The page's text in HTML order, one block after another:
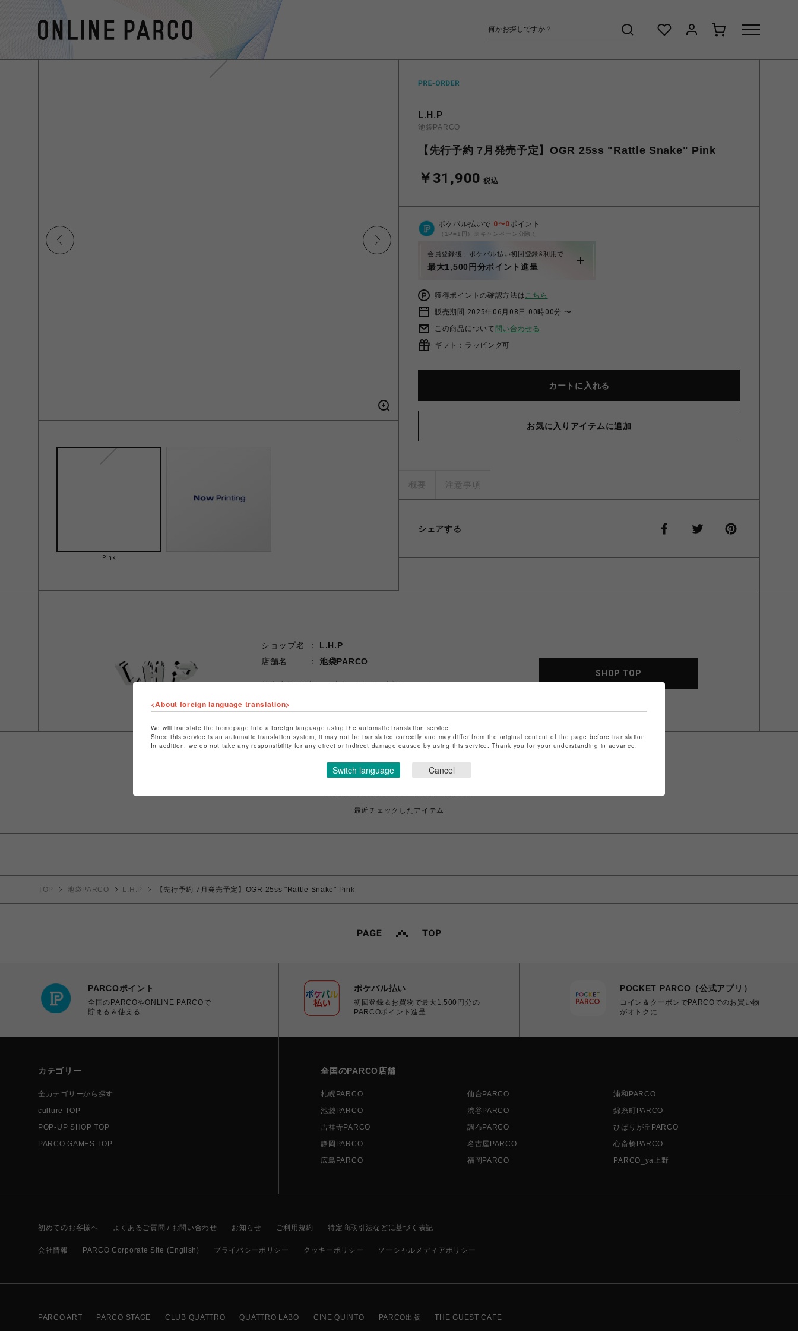
Pink
L.H.P
池袋PARCO
【先行予約 7月発売予定】OGR 25ss "Rattle Snake" Pink
￥31,900 税込
ポケパル払いで 0〜0ポイント
（1P=1円）※キャンペーン分除く
会員登録後、ポケパル払い初回登録&利用で
最大1,500円分ポイント進呈
獲得ポイントの確認方法はこちら
販売期間 2025年06月08日 00時00分 〜
この商品について 問い合わせる
ギフト：ラッピング可
カートに入れる
お気に入りアイテムに追加
概要 注意事項
シェアする
ショップ名
L.H.P
店舗名
池袋PARCO
特定商取引法など法令に基づく表記はこちら
ショップお問い合わせは
SHOP TOP
最近チェックしたアイテム
TOP 池袋PARCO L.H.P 【先行予約 7月発売予定】OGR 25ss "Rattle Snake" Pink
PARCOポイント
全国のPARCOやONLINE PARCOで
貯まる＆使える
ポケパル払い
初回登録＆お買物で最大1,500円分の
PARCOポイント進呈
POCKET PARCO（公式アプリ）
コイン＆クーポンでPARCOでのお買い物
がオトクに
カテゴリー
全カテゴリーから探す
culture TOP
POP-UP SHOP TOP
PARCO GAMES TOP
全国のPARCO店舗
札幌PARCO 仙台PARCO
浦和PARCO
池袋PARCO
渋谷PARCO
錦糸町PARCO
吉祥寺PARCO
調布PARCO
ひばりが丘PARCO
静岡PARCO
名古屋PARCO
心斎橋PARCO
広島PARCO
福岡PARCO PARCO_ya上野
初めてのお客様へ よくあるご質問 / お問い合わせ お知らせ ご利用規約 特定商取引法などに基づく表記
会社情報 PARCO Corporate Site (English) プライバシーポリシー クッキーポリシー ソーシャルメディアポリシー
PARCO ART PARCO STAGE CLUB QUATTRO QUATTRO LABO CINE QUINTO PARCO出版 THE GUEST CAFE
<About foreign language translation>
We will translate the homepage into a foreign language using the automatic translation service.
Since this service is an automatic translation system, it may not be translated correctly and may differ from the original content of the page before translation.
In addition, we do not take any responsibility for any direct or indirect damage caused by using this service. Thank you for your understanding in advance.
Switch language Cancel